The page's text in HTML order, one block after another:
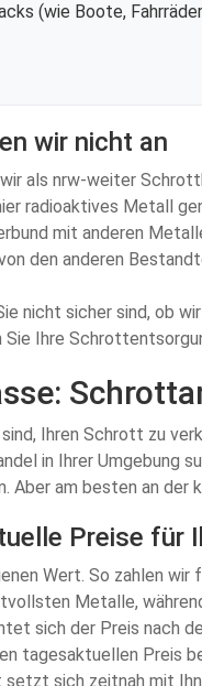
(wie Boote,
wir nicht an
als nrw-weiter
radioaktives Metall
mit anderen
den anderen
nicht sicher sind, ob
Ihre
Ihren Schrott zu
in Ihrer Umgebung
Aber am besten an der
Preise für
Wert. So zahlen
Metalle,
sich der Preis nach
tagesaktuellen Preis
sich zeitnah mit